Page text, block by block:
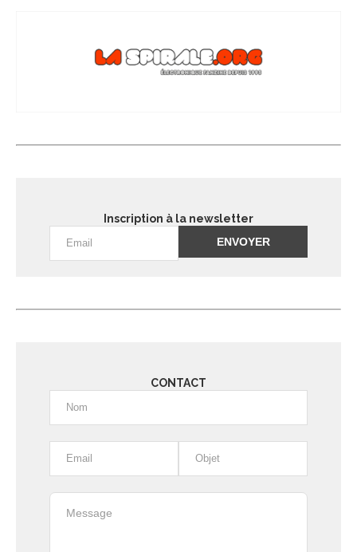
Inscription à la newsletter
CONTACT